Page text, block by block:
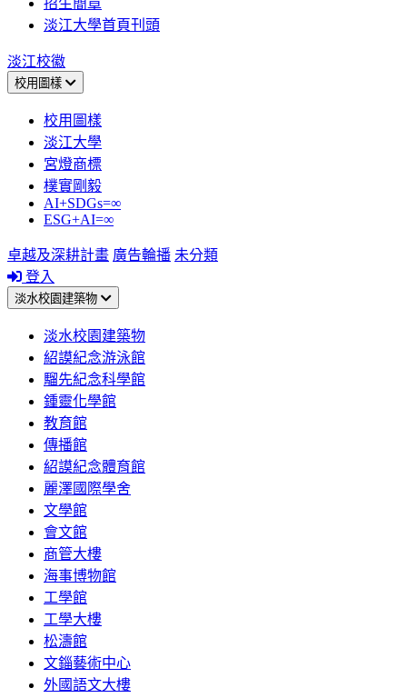
招生簡章
淡江大學首頁刊頭
淡江校徽
校用圖樣
校用圖樣
淡江大學
宮燈商標
樸實剛毅
AI+SDGs=∞
ESG+AI=∞
卓越及深耕計畫 廣告輪播 未分類
登入
淡水校園建築物
淡水校園建築物
紹謨紀念游泳館
騮先紀念科學館
鍾靈化學館
教育館
傳播館
紹謨紀念體育館
麗澤國際學舍
文學館
會文館
商管大樓
海事博物館
工學館
工學大樓
松濤館
文錙藝術中心
外國語文大樓